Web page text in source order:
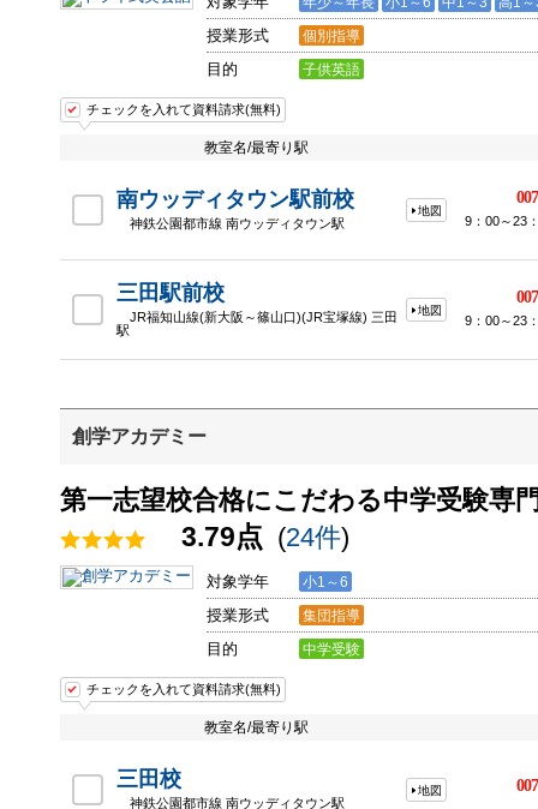
授業形式 個別指導
目的 子供英語
チェックを入れて資料請求(無料)
教室名/最寄り駅
南ウッディタウン駅前校
神鉄公園都市線 南ウッディタウン駅
地図
9：00～23
三田駅前校
JR福知山線(新大阪～篠山口)(JR宝塚線) 三田
駅
地図
9：00～23
創学アカデミー
第一志望校合格にこだわる中学受験専
3.79点 (24件)
対象学年 小1～6
授業形式 集団指導
目的 中学受験
チェックを入れて資料請求(無料)
教室名/最寄り駅
三田校
神鉄公園都市線 南ウッディタウン駅
地図